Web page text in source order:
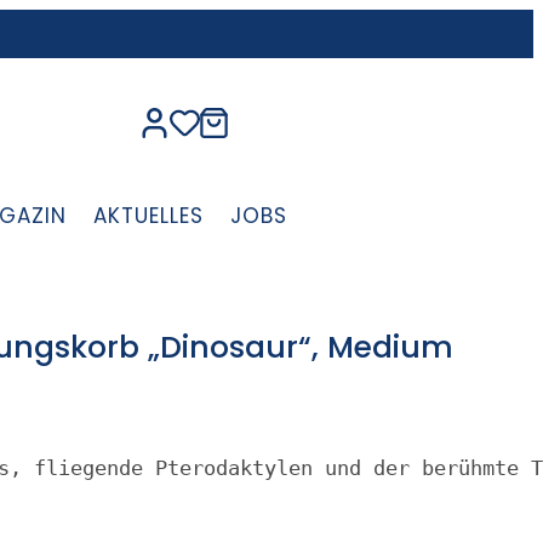
AKTUELLES JOBS
„Dinosaur“, Medium
fliegende Pterodaktylen und der berühmte